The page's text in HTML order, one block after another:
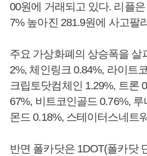
00원에 거래되고 있다. 리플
7% 높아진 281.9원에 사고팔
주요 가상화폐의 상승폭을 살
2%, 체인링크 0.84%, 라이트
크립토닷컴체인 1.29%, 트론
67%, 비트코인골드 0.76%,
몬드 0.18%, 스테이터스네트
반면 폴카닷은 1DOT(폴카닷